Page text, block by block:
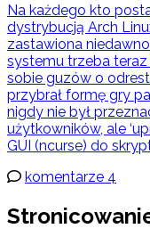
Na każdego kto
dystrybucją Arch
zastawiona
systemu trzeba
sobie guzów o
przybrał formę gry
nigdy nie był
użytkowników, ale
GUI (ncurse) do
komentarze 4